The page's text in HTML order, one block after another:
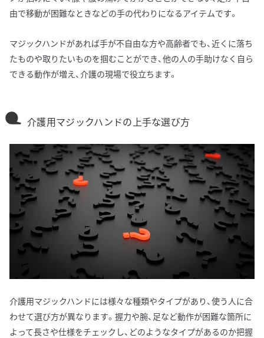
由で移動が困難なときなどの手の代わりになるアイテムです。
マジックハンドがあれば手が不自由な方や高齢者でも、近くに落ち
たものや取りたいものを掴むことができ、他の人の手助けなく自ら
できる動作が増え、介護の現場で役立ちます。
介護用マジックハンドの上手な選び方
介護用マジックハンドには様々な種類やタイプがあり、使う人に合
わせて選び方が異なります。握力や腕、足など動作が困難な箇所に
よって長さや仕様をチェックし、どのようなタイプがあるのか把握